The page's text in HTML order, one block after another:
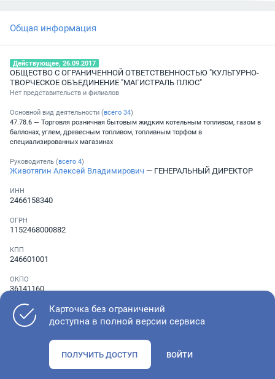
Общая информация
Действующее, 26.09.2017
ОБЩЕСТВО С ОГРАНИЧЕННОЙ ОТВЕТСТВЕННОСТЬЮ "КУЛЬТУРНО-
ТВОРЧЕСКОЕ ОБЪЕДИНЕНИЕ "МАГИСТРАЛЬ ПЛЮС"
Нет представительств и филиалов
Основной вид деятельности (всего 34)
47.78.6 — Торговля розничная бытовым жидким котельным топливом, газом в
баллонах, углем, древесным топливом, топливным торфом в
специализированных магазинах
Руководитель (всего 4)
Животягин Алексей Владимирович — ГЕНЕРАЛЬНЫЙ ДИРЕКТОР
ИНН
2466158340
ОГРН
1152468000882
КПП
246601001
ОКПО
36141160
Телефон
Не указан
Как оценить состояние компании
Карточка без ограничений
доступна в полной версии сервиса
ПОЛУЧИТЬ ДОСТУП ВОЙТИ